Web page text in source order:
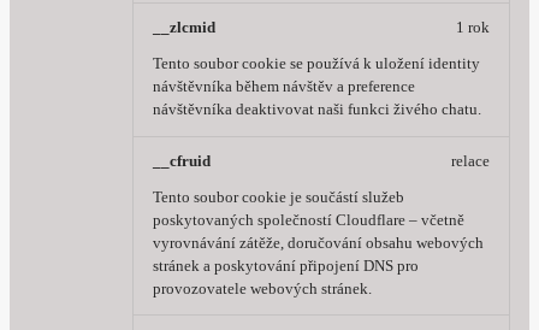
__zlcmid
Tento soubor cookie se používá k uložení identity
návštěvníka během návštěv a preference
návštěvníka deaktivovat naši funkci živého chatu.
1 rok
__cfruid
Tento soubor cookie je součástí služeb
poskytovaných společností Cloudflare – včetně
vyrovnávání zátěže, doručování obsahu webových
stránek a poskytování připojení DNS pro
provozovatele webových stránek.
relace